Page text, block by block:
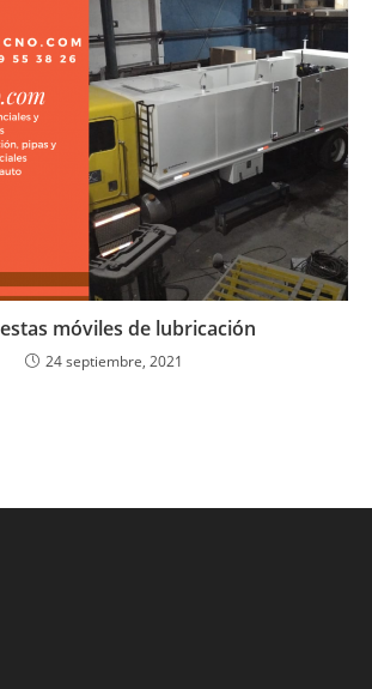
móviles de lubricación
24 septiembre, 2021